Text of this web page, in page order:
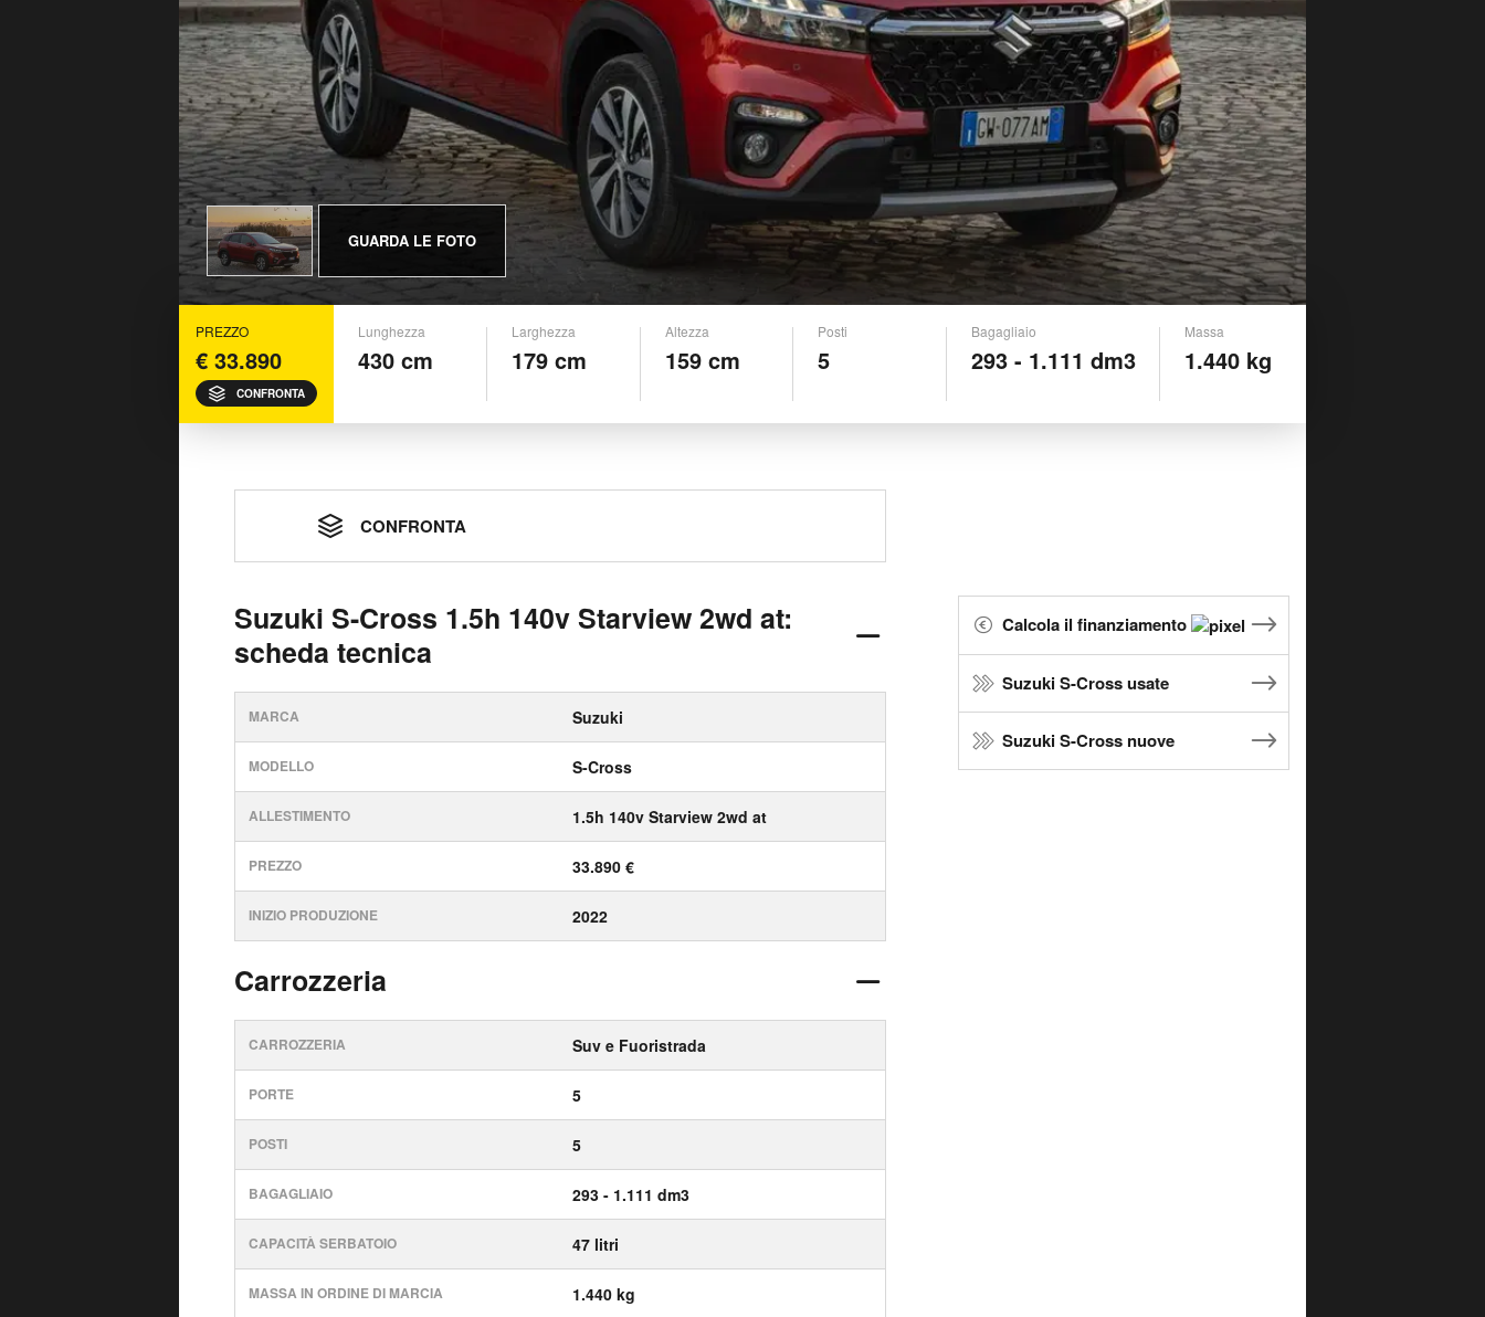
GUARDA LE FOTO
PREZZO
€ 33.890
CONFRONTA
Lunghezza
430 cm
Larghezza
179 cm
Altezza
159 cm
Posti
5
Bagagliaio
293 - 1.111 dm3
Massa
1.440 kg
CONFRONTA
Suzuki S-Cross 1.5h 140v Starview 2wd at:
scheda tecnica
MARCA Suzuki
MODELLO S-Cross
ALLESTIMENTO 1.5h 140v Starview 2wd at
PREZZO 33.890 €
INIZIO PRODUZIONE 2022
Carrozzeria
CARROZZERIA Suv e Fuoristrada
PORTE 5
POSTI 5
BAGAGLIAIO 293 - 1.111 dm3
CAPACITÀ SERBATOIO 47 litri
MASSA IN ORDINE DI MARCIA 1.440 kg
Calcola il finanziamento
Suzuki S-Cross usate
Suzuki S-Cross nuove